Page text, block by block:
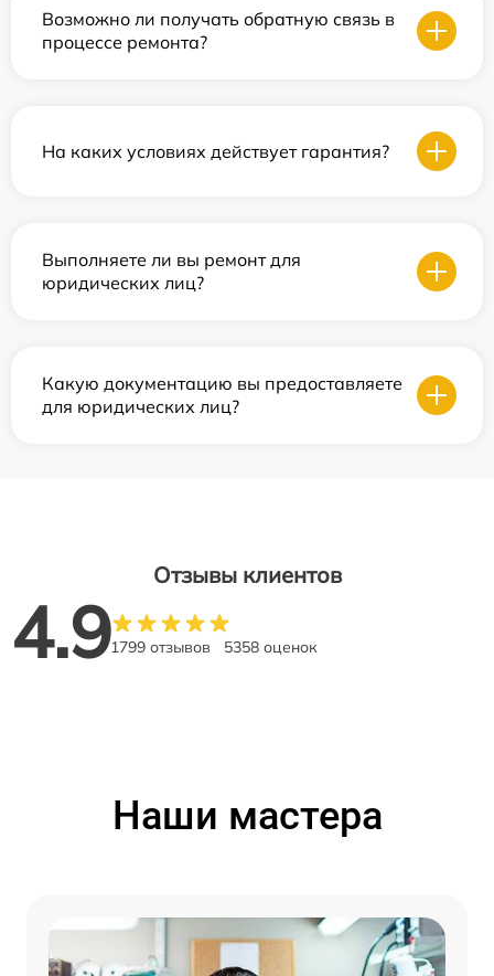
Возможно ли получать обратную связь в
процессе ремонта?
На каких условиях действует гарантия?
Выполняете ли вы ремонт для
юридических лиц?
Какую документацию вы предоставляете
для юридических лиц?
Отзывы клиентов
4.91799 отзывов 5358 оценок
Наши мастера